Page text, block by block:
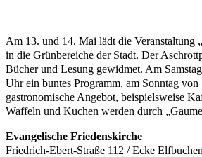
Am 13. und 14. Mai lädt die Veranstaltung
in die Grünbereiche der Stadt. Der
Bücher und Lesung gewidmet. Am
Uhr ein buntes Programm, am Sonntag
gastronomische Angebot, beispielsweise
Waffeln und Kuchen werden durch
Evangelische Friedenskirche
Friedrich-Ebert-Straße 112 / Ecke